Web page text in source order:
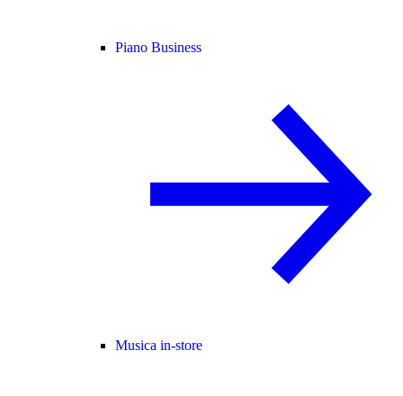
Piano Business
Musica in-store